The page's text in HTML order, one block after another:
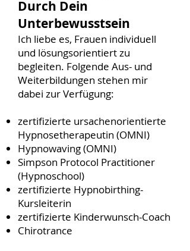
Durch Dein
Unterbewusstsein
Ich liebe es, Frauen individuell
und lösungsorientiert zu
begleiten. Folgende Aus- und
Weiterbildungen stehen mir
dabei zur Verfügung:
zertifizierte ursachenorientierte
Hypnosetherapeutin (OMNI)
Hypnowaving (OMNI)
Simpson Protocol Practitioner
(Hypnoschool)
zertifizierte Hypnobirthing-
Kursleiterin
zertifizierte Kinderwunsch-Coach
Chirotrance